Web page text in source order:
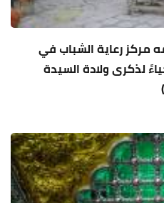
مركز رعاية الشباب في
لذكرى ولادة السيدة